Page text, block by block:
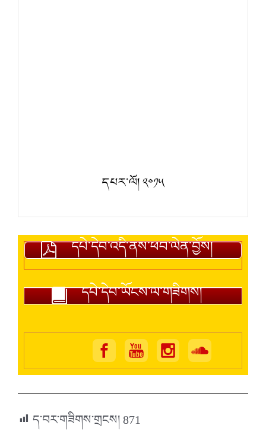
དཔར་ལོ། ༢༠༡༥
དཔེ་དེབ་འདི་ནས་ཕབ་ལེན་བྱོས།
དཔེ་དེབ་ཡོངས་ལ་གཟིགས།
ད་བར་གཟིགས་གྲངས།871